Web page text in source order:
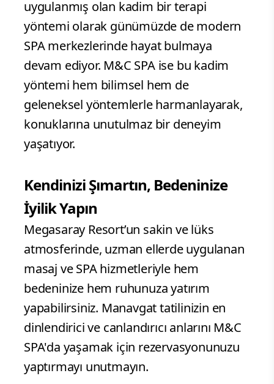
uygulanmış olan kadim bir terapi
yöntemi olarak günümüzde de modern
SPA merkezlerinde hayat bulmaya
devam ediyor. M&C SPA ise bu kadim
yöntemi hem bilimsel hem de
geleneksel yöntemlerle harmanlayarak,
konuklarına unutulmaz bir deneyim
yaşatıyor.
Kendinizi Şımartın, Bedeninize
İyilik Yapın
Megasaray Resort’un sakin ve lüks
atmosferinde, uzman ellerde uygulanan
masaj ve SPA hizmetleriyle hem
bedeninize hem ruhunuza yatırım
yapabilirsiniz. Manavgat tatilinizin en
dinlendirici ve canlandırıcı anlarını M&C
SPA'da yaşamak için rezervasyonunuzu
yaptırmayı unutmayın.